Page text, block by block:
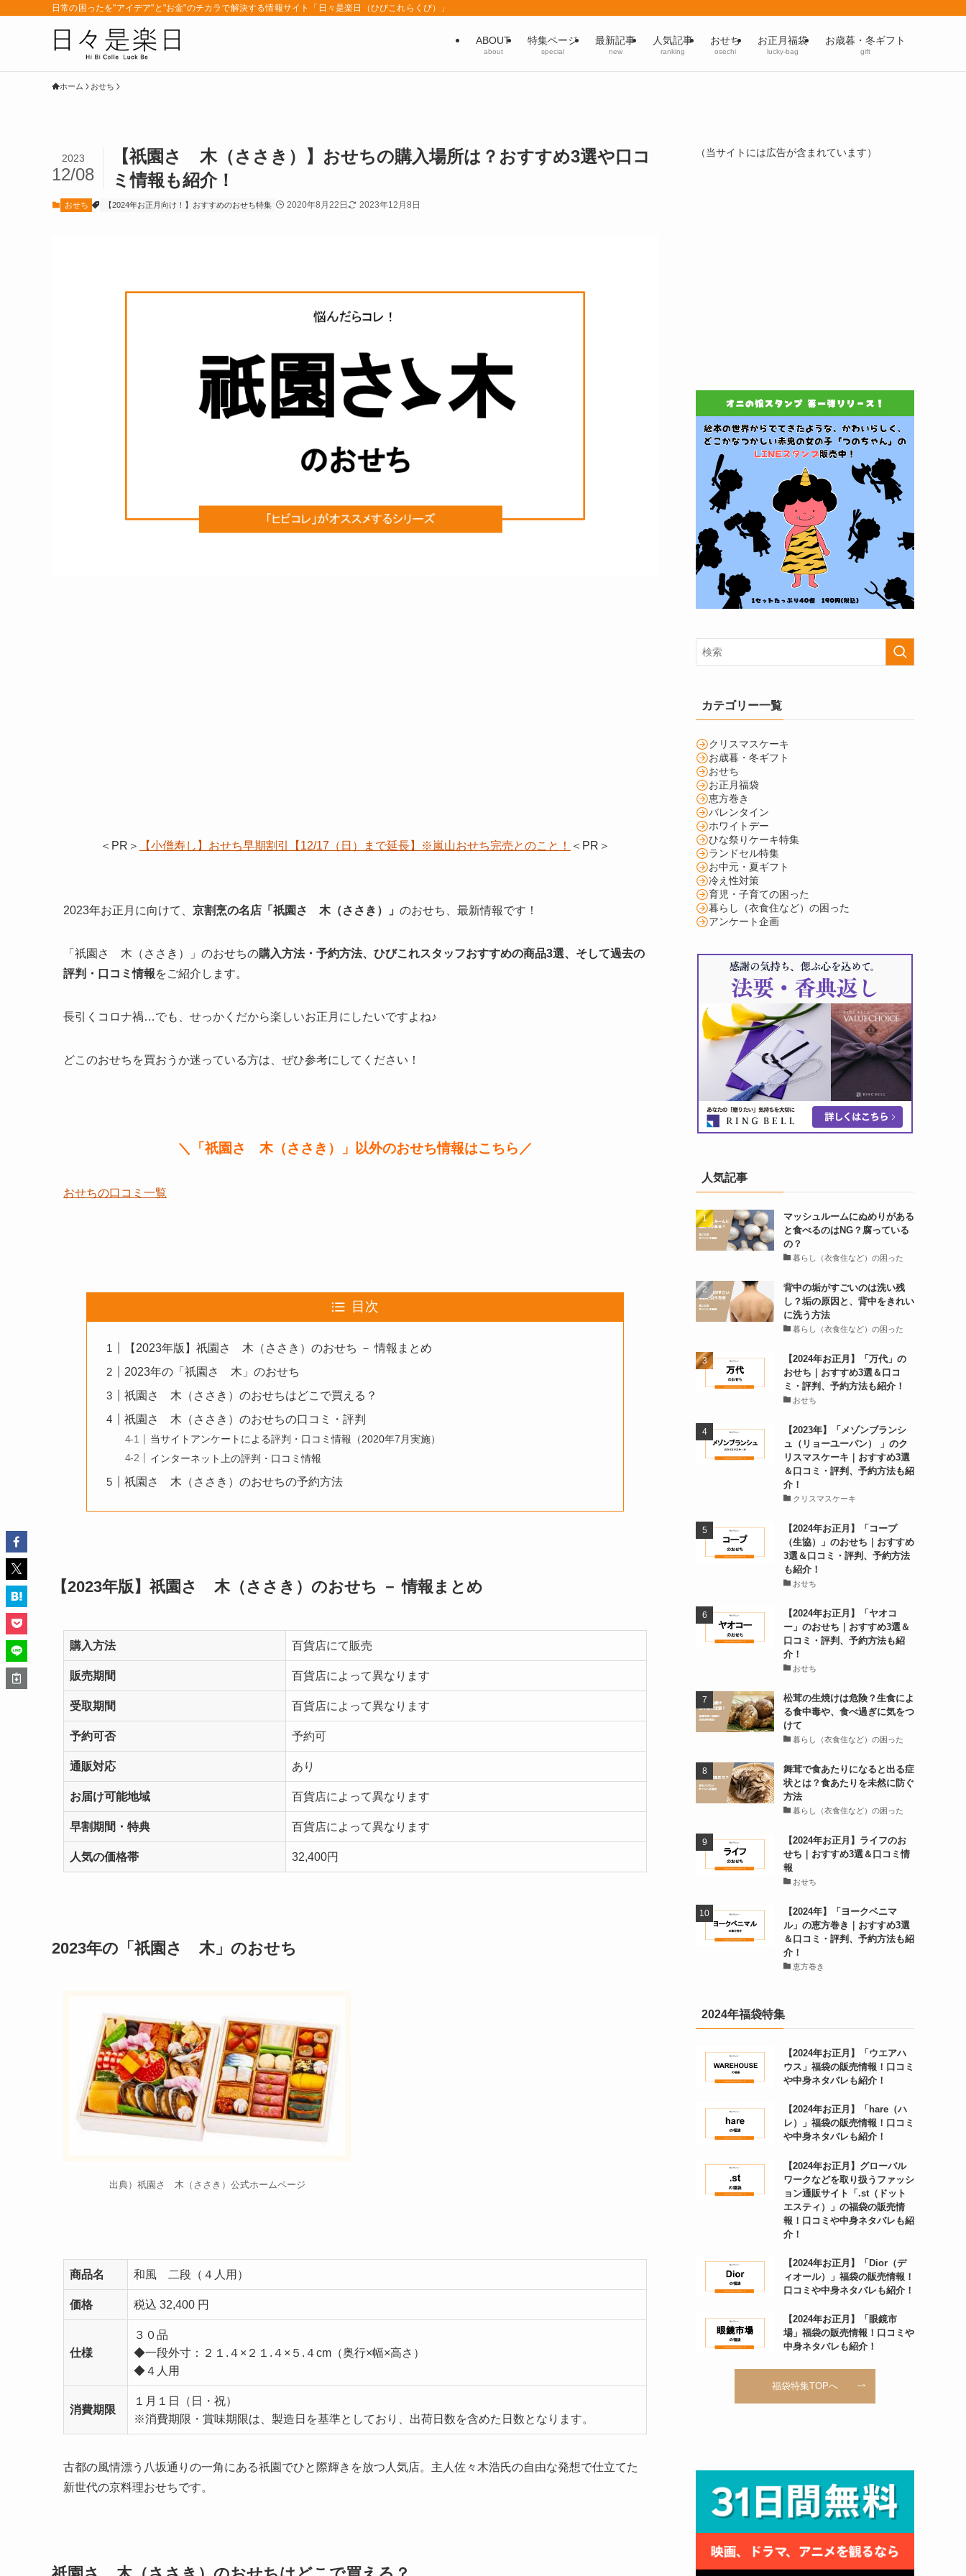
日常の困ったを"アイデア"と"お金"のチカラで解決する情報サイト「日々是楽日（ひびこれらくび）」
ABOUT
about
特集ページ
special
最新記事
new
人気記事
ranking
おせち
osechi
お正月福袋
lucky-bag
お歳暮・冬ギフト
gift
ホーム おせち
【祇園さゝ木（ささき）】おせちの購入場所は？おすすめ3選や口コ
ミ情報も紹介！
2023
12/08
おせち 【2024年お正月向け！】おすすめのおせち特集 2020年8月22日 2023年12月8日
＜PR＞ 【小僧寿し】おせち早期割引【12/17（日）まで延長】※嵐山おせち完売とのこと！ ＜PR＞
2023年お正月に向けて、 京割烹の名店「祇園さゝ木（ささき）」 のおせち、最新情報です！
「祇園さゝ木（ささき）」のおせちの購入方法・予約方法、ひびこれスタッフおすすめの商品3選、そして過去の
評判・口コミ情報をご紹介します。
長引くコロナ禍…でも、せっかくだから楽しいお正月にしたいですよね♪
どこのおせちを買おうか迷っている方は、ぜひ参考にしてください！
＼「祇園さゝ木（ささき）」以外のおせち情報はこちら／
おせちの口コミ一覧
目次
【2023年版】祇園さゝ木（ささき）のおせち － 情報まとめ
2023年の「祇園さゝ木」のおせち
祇園さゝ木（ささき）のおせちはどこで買える？
祇園さゝ木（ささき）のおせちの口コミ・評判
当サイトアンケートによる評判・口コミ情報（2020年7月実施）
インターネット上の評判・口コミ情報
祇園さゝ木（ささき）のおせちの予約方法
【2023年版】祇園さゝ木（ささき）のおせち － 情報まとめ
購入方法 百貨店にて販売
販売期間 百貨店によって異なります
受取期間 百貨店によって異なります
予約可否 予約可
通販対応 あり
お届け可能地域 百貨店によって異なります
早割期間・特典 百貨店によって異なります
人気の価格帯 32,400円
2023年の「祇園さゝ木」のおせち
出典）祇園さゝ木（ささき）公式ホームページ
商品名 和風 二段（４人用）
価格 税込 32,400 円
仕様
３０品
◆一段外寸：２１.４×２１.４×５.４cm（奥行×幅×高さ）
◆４人用
消費期限
１月１日（日・祝）
※消費期限・賞味期限は、製造日を基準としており、出荷日数を含めた日数となります。
古都の風情漂う八坂通りの一角にある祇園でひと際輝きを放つ人気店。主人佐々木浩氏の自由な発想で仕立てた
新世代の京料理おせちです。
（当サイトには広告が含まれています）
カテゴリー一覧
クリスマスケーキ
お歳暮・冬ギフト
おせち
お正月福袋
恵方巻き
バレンタイン
ホワイトデー
ひな祭りケーキ特集
ランドセル特集
お中元・夏ギフト
冷え性対策
育児・子育ての困った
暮らし（衣食住など）の困った
アンケート企画
人気記事
マッシュルームにぬめりがある
と食べるのはNG？腐っている
の？
暮らし（衣食住など）の困った
背中の垢がすごいのは洗い残
し？垢の原因と、背中をきれい
に洗う方法
暮らし（衣食住など）の困った
【2024年お正月】「万代」の
おせち｜おすすめ3選＆口コ
ミ・評判、予約方法も紹介！
おせち
【2023年】「メゾンブランシ
ュ（リョーユーパン） 」のク
リスマスケーキ｜おすすめ3選
＆口コミ・評判、予約方法も紹
介！
クリスマスケーキ
【2024年お正月】「コープ
（生協）」のおせち｜おすすめ
3選＆口コミ・評判、予約方法
も紹介！
おせち
【2024年お正月】「ヤオコ
ー」のおせち｜おすすめ3選＆
口コミ・評判、予約方法も紹
介！
おせち
松茸の生焼けは危険？生食によ
る食中毒や、食べ過ぎに気をつ
けて
暮らし（衣食住など）の困った
舞茸で食あたりになると出る症
状とは？食あたりを未然に防ぐ
方法
暮らし（衣食住など）の困った
【2024年お正月】ライフのお
せち｜おすすめ3選＆口コミ情
報
おせち
【2024年】「ヨークベニマ
ル」の恵方巻き｜おすすめ3選
＆口コミ・評判、予約方法も紹
介！
恵方巻き
2024年福袋特集
【2024年お正月】「ウエアハ
ウス」福袋の販売情報！口コミ
や中身ネタバレも紹介！
【2024年お正月】「hare（ハ
レ）」福袋の販売情報！口コミ
や中身ネタバレも紹介！
【2024年お正月】グローバル
ワークなどを取り扱うファッシ
ョン通販サイト「.st（ドット
エスティ）」の福袋の販売情
報！口コミや中身ネタバレも紹
介！
【2024年お正月】「Dior（デ
ィオール）」福袋の販売情報！
口コミや中身ネタバレも紹介！
【2024年お正月】「眼鏡市
場」福袋の販売情報！口コミや
中身ネタバレも紹介！
福袋特集TOPへ